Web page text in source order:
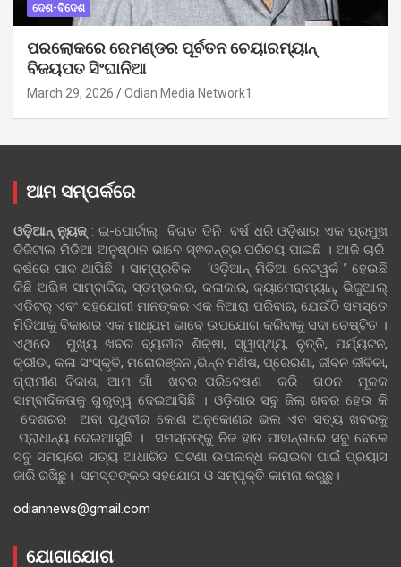
ଦେଶ-ବିଦେଶ
ପରଲୋକରେ ରେମଣ୍ଡର ପୂର୍ବତନ ଚେୟାରମ୍ୟାନ୍
ବିଜୟପତ ସିଂଘାନିଆ
March 29, 2026 Odian Media Network1
ଆମ ସମ୍ପର୍କରେ
ଓଡ଼ିଆନ୍‍ ନ୍ୟୁଜ୍‍: ଇ-ପୋର୍ଟାଲ୍ ବିଗତ ତିନି ବର୍ଷ ଧରି ଓଡ଼ିଶାର ଏକ ପ୍ରମୁଖ
ଡିଜିଟାଲ ମିଡିଆ ଅନୁଷ୍ଠାନ ଭାବେ ସ୍ଵତନ୍ତ୍ର ପରିଚୟ ପାଇଛି । ଆଜି ଚାରି
ବର୍ଷରେ ପାଦ ଥାପିଛି । ସାମ୍ପ୍ରତିକ ‘ଓଡ଼ିଆନ୍‍ ମିଡିଆ ନେଟୱର୍କ ’ ହେଉଛି
କିଛି ଅଭିଜ୍ଞ ସାମ୍ବାଦିକ, ସ୍ତମ୍ଭକାର, କଳାକାର, କ୍ୟାମେରାମ୍ୟାନ୍, ଭିଜୁଆଲ୍
ଏଡିଟର୍ ଏବଂ ସହଯୋଗୀ ମାନଙ୍କର ଏକ ନିଆରା ପରିବାର, ଯେଉଁଠି ସମସ୍ତେ
ମିଡିଆକୁ ବିକାଶର ଏକ ମାଧ୍ୟମ ଭାବେ ଉପଯୋଗ କରିବାକୁ ସଦା ଚେଷ୍ଟିତ ।
ଏଥିରେ ମୁଖ୍ୟ ଖବର ବ୍ୟତୀତ ଶିକ୍ଷା, ସ୍ୱାସ୍ଥ୍ୟ, ବୃତ୍ତି, ପର୍ଯ୍ୟଟନ,
କ୍ରୀଡା, କଳା ସଂସ୍କୃତି, ମନୋରଞ୍ଜନ ,ଭିନ୍ନ ମଣିଷ, ପ୍ରେରଣା, ଜୀବନ ଜୀବିକା,
ଗ୍ରାମୀଣ ବିକାଶ, ଆମ ଗାଁ ଖବର ପରିବେଷଣ କରି ଗଠନ ମୂଳକ
ସାମ୍ବାଦିକତାକୁ ଗୁରୁତ୍ୱ ଦେଇଆସିଛି । ଓଡ଼ିଶାର ସବୁ ଜିଲା ଖବର ହେଉ କି
ଦେଶରର ଅବା ପୃଥିବୀର କୋଣ ଅନୁକୋଣର ଭଲ ଏବ ସତ୍ୟ ଖବରକୁ
ପ୍ରାଧାନ୍ୟ ଦେଇଆସୁଛି । ସମସ୍ତଙ୍କୁ ନିଜ ହାତ ପାହାନ୍ତାରେ ସବୁ ବେଳେ
ସବୁ ସମୟରେ ସତ୍ୟ ଆଧାରିତ ଘଟଣା ଉପଲବ୍ଧ କରାଇବା ପାଇଁ ପ୍ରୟାସ
ଜାରି ରଖିଛୁ। ସମସ୍ତଙ୍କର ସହଯୋଗ ଓ ସମ୍ପୃକ୍ତି କାମନା କରୁଛୁ।
odiannews@gmail.com
ଯୋଗାଯୋଗ